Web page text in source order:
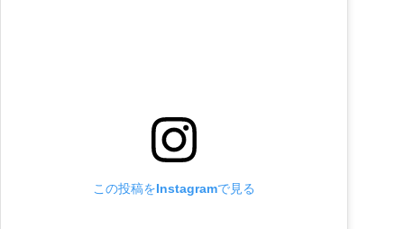
この投稿をInstagramで見る